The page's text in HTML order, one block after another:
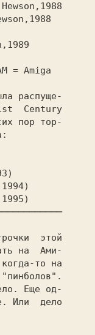
распуще-
Century
пор тор-
этой
на Ами-
Еще од-
Или  дело